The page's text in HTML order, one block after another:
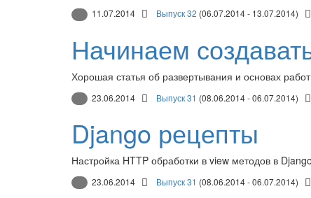
11.07.2014 Выпуск 32 (06.07.2014 - 13.07.2014)
Начинаем
Хорошая статья об развертывания и основах
23.06.2014 Выпуск 31 (08.06.2014 - 06.07.2014)
Django рецепты
Настройка HTTP обработки в view методов в
23.06.2014 Выпуск 31 (08.06.2014 - 06.07.2014)